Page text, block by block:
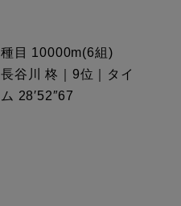
種目 10000m(6組)
長谷川 柊｜9位｜タイ
ム 28′52″67